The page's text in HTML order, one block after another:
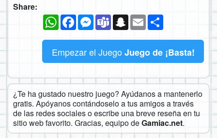
Share:
WhatsAppFacebookMessenger
TeamsSnapchat
Email
Empezar el Juego Juego de ¡Basta!
¿Te ha gustado nuestro juego? Ayúdanos a mantenerlo
gratis. Apóyanos contándoselo a tus amigos a través
de las redes sociales o escribe una breve reseña en tu
sitio web favorito. Gracias, equipo deGamiac.net.